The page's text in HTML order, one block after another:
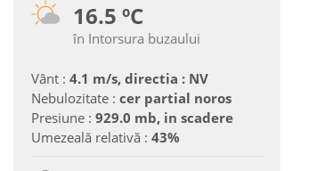
16.5 ºC
în Intorsura buzaului
Vânt : 4.1 m/s, directia : NV
Nebulozitate : cer partial noros
Presiune : 929.0 mb, in scadere
Umezeală relativă : 43%